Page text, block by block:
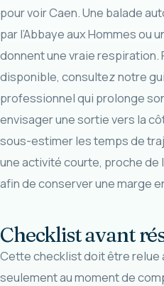
pour voir Caen. Une balade
par l’Abbaye aux Hommes ou
donnent une vraie respiration.
disponible, consultez notre
professionnel qui prolonge
envisager une sortie vers la
sous-estimer les temps de
une activité courte, proche de
afin de conserver une marge
Checklist avant
Cette checklist doit être relue
seulement au moment de